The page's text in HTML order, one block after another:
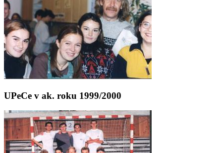
UPeCe v ak. roku 1999/2000